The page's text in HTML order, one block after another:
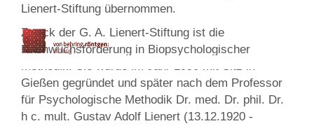
Lienert-Stiftung übernommen.
Zweck der G. A. Lienert-Stiftung ist die
Nachwuchsförderung in Biopsychologischer
Methodik. Sie wurde im Jahr 1990 mit Sitz in
Gießen gegründet und später nach dem Professor
für Psychologische Methodik Dr. med. Dr. phil. Dr.
h c. mult. Gustav Adolf Lienert (13.12.1920 -